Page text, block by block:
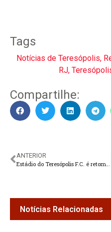
Tags
Notícias de Teresópolis,
RJ,
Compartilhe:
ANTERIOR
Estádio do Teresópolis F.C. é retomado e reacende debate sobre patrimônio esportivo
Notícias Relacionadas